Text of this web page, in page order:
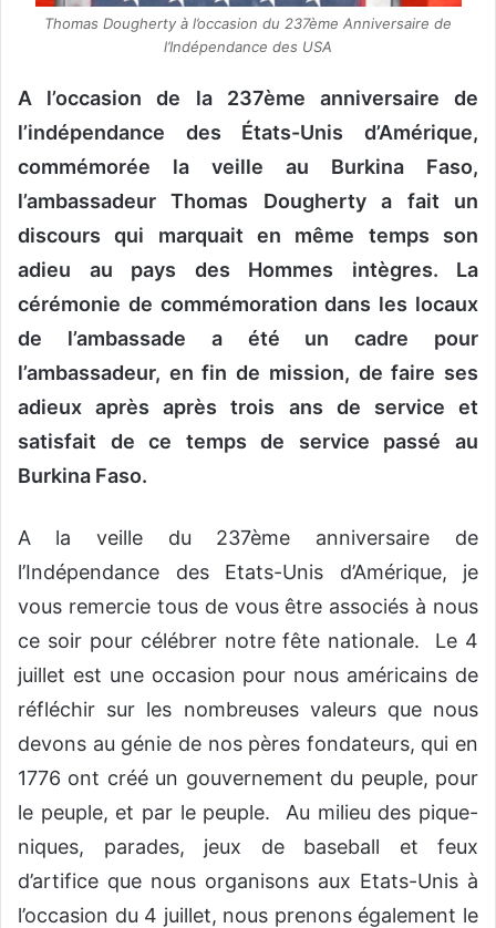
e
Thomas Dougherty à l’occasion du 237ème Anniversaire de
l’Indépendance des USA
A l’occasion de la 237ème anniversaire de
l’indépendance des États-Unis d’Amérique,
commémorée la veille au Burkina Faso,
l’ambassadeur Thomas Dougherty a fait un
discours qui marquait en même temps son
adieu au pays des Hommes intègres. La
cérémonie de commémoration dans les locaux
de l’ambassade a été un cadre pour
l’ambassadeur, en fin de mission, de faire ses
adieux après après trois ans de service et
satisfait de ce temps de service passé au
Burkina Faso.
A
la veille du 237ème anniversaire de
l’Indépendance des Etats-Unis d’Amérique, je
vous remercie tous de vous être associés à nous
ce soir pour célébrer notre fête nationale. Le 4
juillet est une occasion pour nous américains de
réfléchir sur les nombreuses valeurs que nous
devons au génie de nos pères fondateurs, qui en
1776 ont créé un gouvernement du peuple, pour
le peuple, et par le peuple. Au milieu des pique-
niques, parades, jeux de baseball et feux
d’artifice que nous organisons aux Etats-Unis à
l’occasion du 4 juillet, nous prenons également le